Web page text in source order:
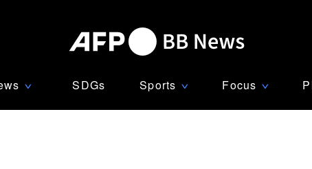
∨ SDGs Sports ∨ Focus ∨